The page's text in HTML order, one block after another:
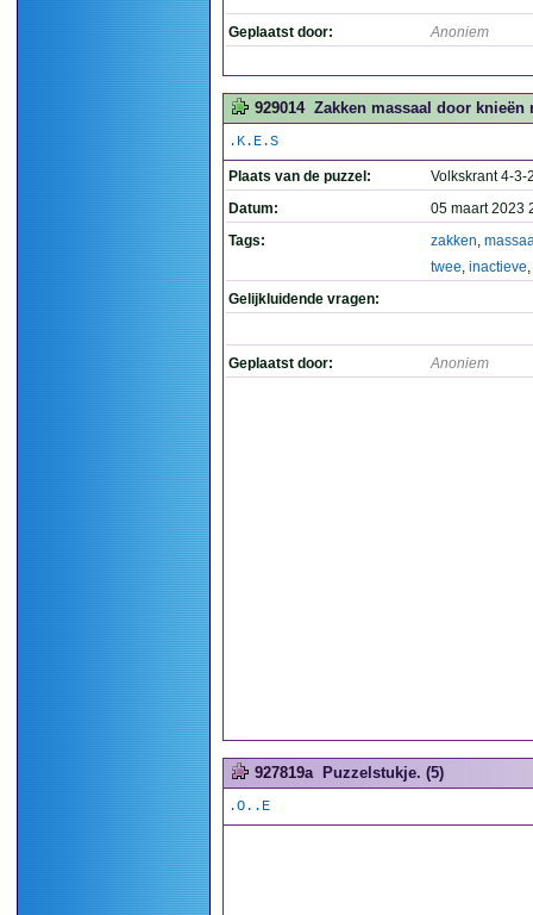
Geplaatst door: Anoniem
929014 Zakken massaal door knieën
.K.E.S
Plaats van de puzzel:
Volkskrant 4-3-
Datum:
05 maart 2023
Tags:
zakken,
twee, inactieve,
Gelijkluidende vragen:
Geplaatst door: Anoniem
927819a Puzzelstukje. (5)
.O..E